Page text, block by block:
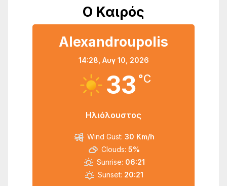
Ο Καιρός
Alexandroupolis
14:28, Αυγ 10, 2026
33 °C
Ηλιόλουστος
Wind Gust: 30 Km/h
Clouds: 5%
Sunrise: 06:21
Sunset: 20:21